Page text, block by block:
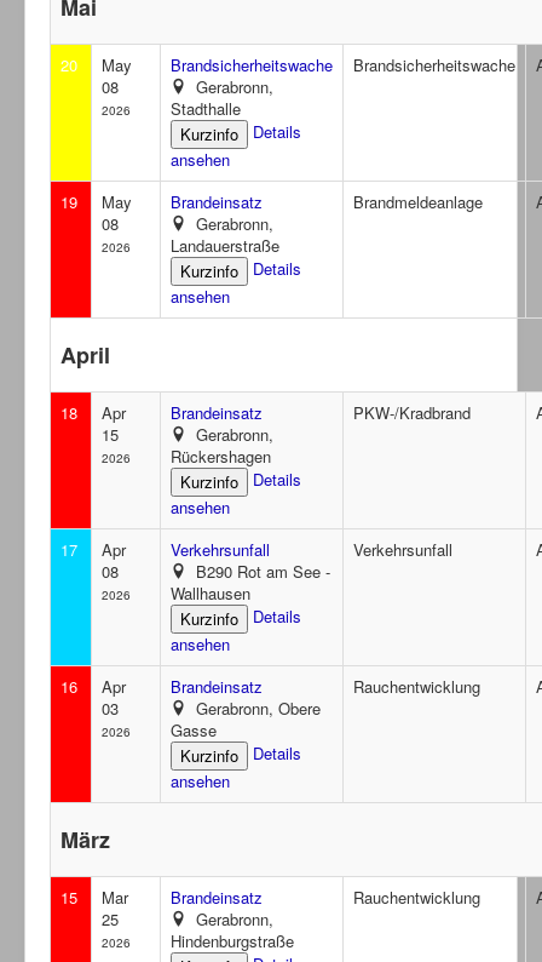
Mai
20
May
08
2026
Brandsicherheitswache
Gerabronn,
Stadthalle
Details
ansehen
Brandsicherheitswache
19
May
08
2026
Brandeinsatz
Gerabronn,
Landauerstraße
Details
ansehen
Brandmeldeanlage
April
18
Apr
15
2026
Brandeinsatz
Gerabronn,
Rückershagen
Details
ansehen
PKW-/Kradbrand
17
Apr
08
2026
Verkehrsunfall
B290 Rot am See -
Wallhausen
Details
ansehen
Verkehrsunfall
16
Apr
03
2026
Brandeinsatz
Gerabronn, Obere
Gasse
Details
ansehen
Rauchentwicklung
März
15
Mar
25
2026
Brandeinsatz
Gerabronn,
Hindenburgstraße
Rauchentwicklung